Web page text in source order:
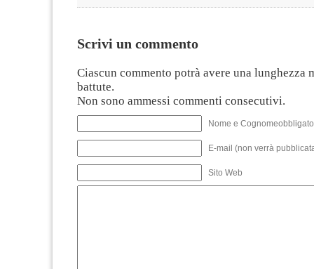
Scrivi un commento
Ciascun commento potrà avere una lunghezza
battute.
Non sono ammessi commenti consecutivi.
Nome e
E-mail (non verrà
Sito Web